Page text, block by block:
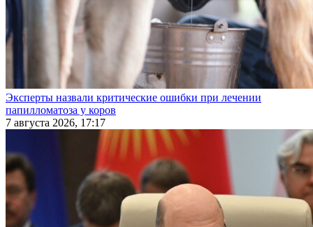
Эксперты назвали критические ошибки при лечении
папилломатоза у коров
7 августа 2026, 17:17